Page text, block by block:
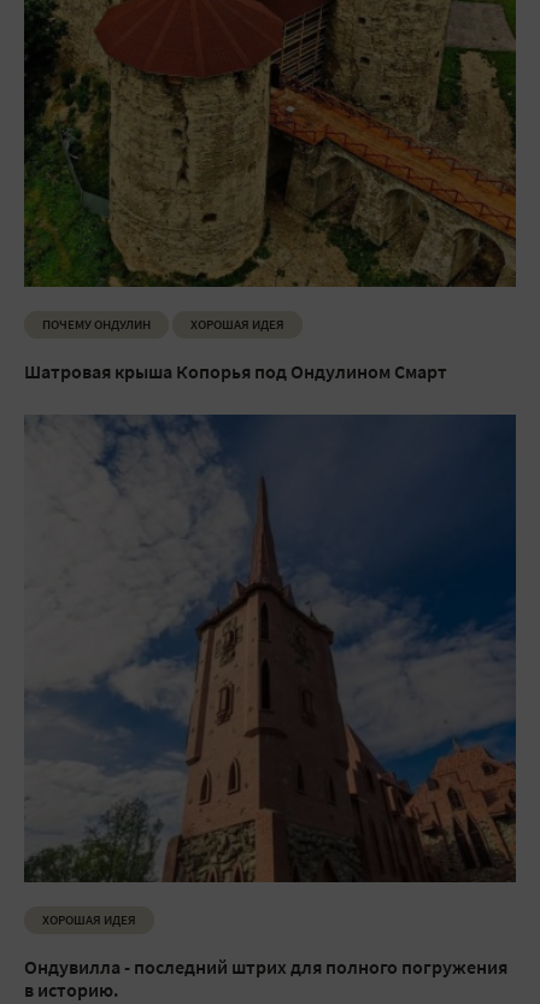
ПОЧЕМУ ОНДУЛИН ХОРОШАЯ ИДЕЯ
Шатровая крыша Копорья под Ондулином Смарт
ХОРОШАЯ ИДЕЯ
Ондувилла - последний штрих для полного погружения
в историю.